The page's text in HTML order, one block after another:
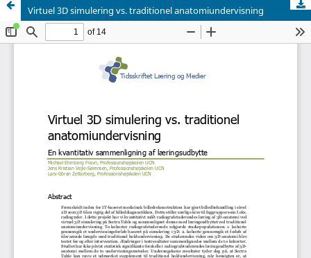
Virtuel 3D simulering vs. traditionel anatomiundervisning